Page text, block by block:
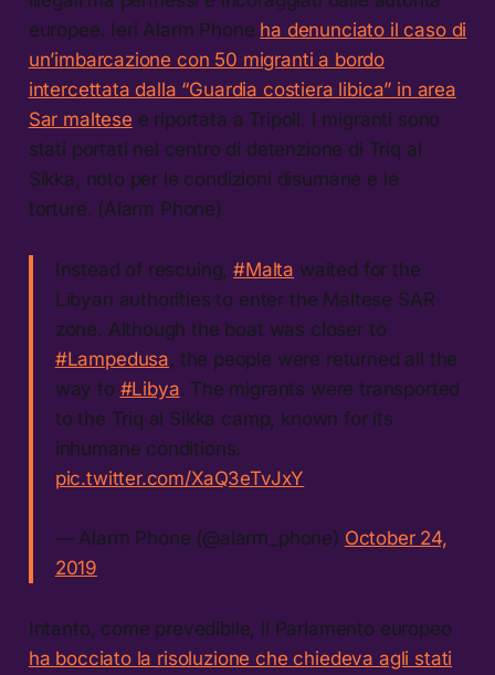
europee. Ieri Alarm Phone ha denunciato il caso di
un’imbarcazione con 50 migranti a bordo
intercettata dalla “Guardia costiera libica” in area
Sar maltese e riportata a Tripoli. I migranti sono
stati portati nel centro di detenzione di Triq al
Sikka, noto per le condizioni disumane e le
torture. (Alarm Phone)
Instead of rescuing,#Malta waited for the
Libyan authorities to enter the Maltese SAR
zone. Although the boat was closer to
#Lampedusa , the people were returned all the
way to #Libya. The migrants were transported
to the Triq al Sikka camp, known for its
inhumane conditions.
pic.twitter.com/XaQ3eTvJxY
— Alarm Phone (@alarm_phone) October 24,
2019
Intanto, come prevedibile, il Parlamento europeo
ha bocciato la risoluzione che chiedeva agli stati